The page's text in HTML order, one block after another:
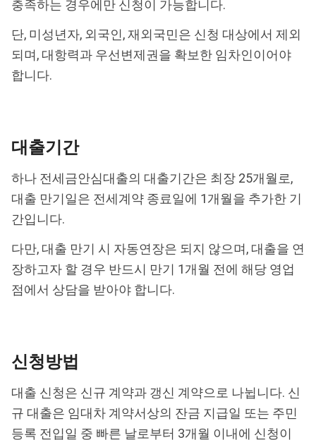
충족하는 경우에만 신청이 가능합니다.
단, 미성년자, 외국인, 재외국민은 신청 대상에서 제외
되며, 대항력과 우선변제권을 확보한 임차인이어야
합니다.
대출기간
하나 전세금안심대출의 대출기간은 최장 25개월로,
대출 만기일은 전세계약 종료일에 1개월을 추가한 기
간입니다.
다만, 대출 만기 시 자동연장은 되지 않으며, 대출을 연
장하고자 할 경우 반드시 만기 1개월 전에 해당 영업
점에서 상담을 받아야 합니다.
신청방법
대출 신청은 신규 계약과 갱신 계약으로 나뉩니다. 신
규 대출은 임대차 계약서상의 잔금 지급일 또는 주민
등록 전입일 중 빠른 날로부터 3개월 이내에 신청이